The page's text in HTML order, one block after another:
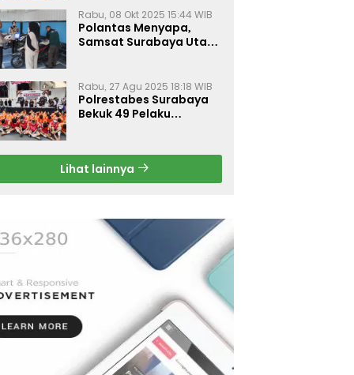
Rabu, 08 Okt 2025 15:44 WIB
Polantas Menyapa,
Samsat Surabaya Utara
Rabu, 27 Agu 2025 18:18 WIB
Polrestabes Surabaya
Bekuk 49 Pelaku
Gratis
Lihat lainnya